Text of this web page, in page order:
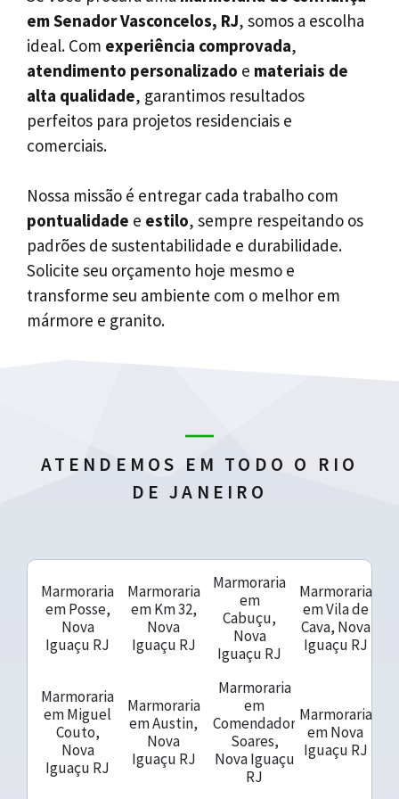
em Senador Vasconcelos, RJ, somos a escolha
ideal. Com experiência comprovada,
atendimento personalizado e materiais de
alta qualidade, garantimos resultados
perfeitos para projetos residenciais e
comerciais.
Nossa missão é entregar cada trabalho com
pontualidade e estilo, sempre respeitando os
padrões de sustentabilidade e durabilidade.
Solicite seu orçamento hoje mesmo e
transforme seu ambiente com o melhor em
mármore e granito.
ATENDEMOS EM TODO O RIO
DE JANEIRO
Marmoraria
em Posse,
Nova
Iguaçu RJ
Marmoraria
em Km 32,
Nova
Iguaçu RJ
Marmoraria
em
Cabuçu,
Nova
Iguaçu RJ
Marmoraria
em Vila de
Cava, Nova
Iguaçu RJ
Marmoraria
em Miguel
Couto,
Nova
Iguaçu RJ
Marmoraria
em Austin,
Nova
Iguaçu RJ
Marmoraria
em
Comendador
Soares,
Nova Iguaçu
RJ
Marmoraria
em Nova
Iguaçu RJ